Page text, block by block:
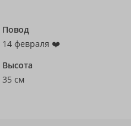
Повод
14 февраля ❤️
Высота
35 см